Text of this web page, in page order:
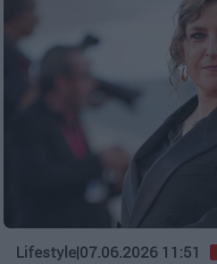
Lifestyle|07.06.2026 11:51